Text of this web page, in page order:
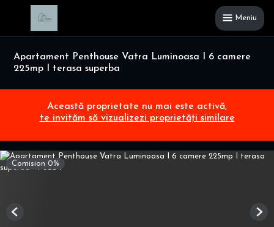
Meniu
Apartament Penthouse Vatra Luminoasa I 6 camere
225mp I terasa superba
Această proprietate nu mai este activă,
te invităm să vizualizezi proprietăți similare
Comision 0%
Previous